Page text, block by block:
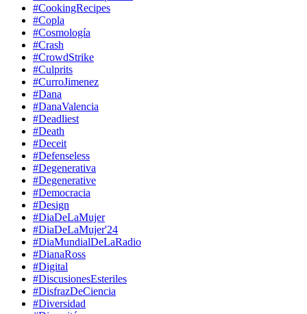
#CookingRecipes
#Copla
#Cosmología
#Crash
#CrowdStrike
#Culprits
#CurroJimenez
#Dana
#DanaValencia
#Deadliest
#Death
#Deceit
#Defenseless
#Degenerativa
#Degenerative
#Democracia
#Design
#DiaDeLaMujer
#DiaDeLaMujer'24
#DiaMundialDeLaRadio
#DianaRoss
#Digital
#DiscusionesEsteriles
#DisfrazDeCiencia
#Diversidad